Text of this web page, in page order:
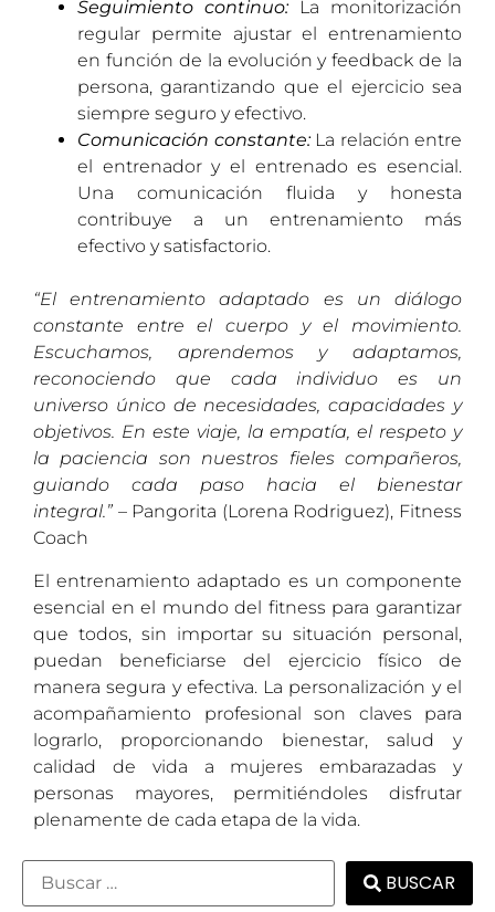
Seguimiento continuo:La monitorización
regular permite ajustar el entrenamiento
en función de la evolución y feedback de la
persona, garantizando que el ejercicio sea
siempre seguro y efectivo.
Comunicación constante:La relación entre
el entrenador y el entrenado es esencial.
Una comunicación fluida y honesta
contribuye a un entrenamiento más
efectivo y satisfactorio.
“El entrenamiento adaptado es un diálogo
constante entre el cuerpo y el movimiento.
Escuchamos, aprendemos y adaptamos,
reconociendo que cada individuo es un
universo único de necesidades, capacidades y
objetivos. En este viaje, la empatía, el respeto y
la paciencia son nuestros fieles compañeros,
guiando cada paso hacia el bienestar
integral.” – Pangorita (Lorena Rodriguez), Fitness
Coach
El entrenamiento adaptado es un componente
esencial en el mundo del fitness para garantizar
que todos, sin importar su situación personal,
puedan beneficiarse del ejercicio físico de
manera segura y efectiva. La personalización y el
acompañamiento profesional son claves para
lograrlo, proporcionando bienestar, salud y
calidad de vida a mujeres embarazadas y
personas mayores, permitiéndoles disfrutar
plenamente de cada etapa de la vida.
BUSCAR